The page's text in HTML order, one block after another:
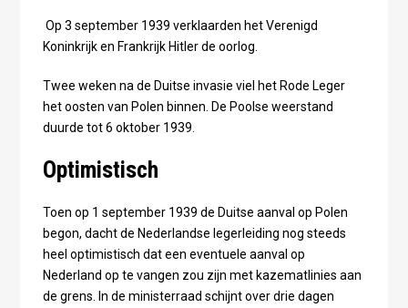
Op 3 september 1939 verklaarden het Verenigd
Koninkrijk en Frankrijk Hitler de oorlog.
Twee weken na de Duitse invasie viel het Rode Leger
het oosten van Polen binnen. De Poolse weerstand
duurde tot 6 oktober 1939.
Optimistisch
Toen op 1 september 1939 de Duitse aanval op Polen
begon, dacht de Nederlandse legerleiding nog steeds
heel optimistisch dat een eventuele aanval op
Nederland op te vangen zou zijn met kazematlinies aan
de grens. In de ministerraad schijnt over drie dagen